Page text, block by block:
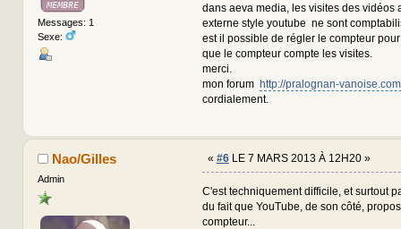
Messages: 1
Sexe:
dans aeva media, les visites des vidéos
externe style youtube ne sont
est il possible de régler le compteur
que le compteur compte les visites.
merci.
mon forum http://pralognan-
cordialement.
Nao/Gilles
Admin
« #6LE 7 MARS 2013 À 12H20 »
C'est techniquement difficile, et surtout
du fait que YouTube, de son côté,
compteur...